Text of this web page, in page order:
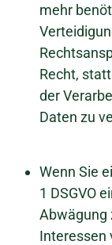
mehr
Recht,
der
Daten zu
Wenn Sie
1 DSGVO
Abwägung
Interessen